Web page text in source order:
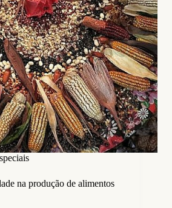
na produção de alimentos